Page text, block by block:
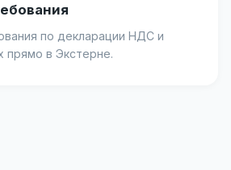
по декларации НДС и
прямо в Экстерне.